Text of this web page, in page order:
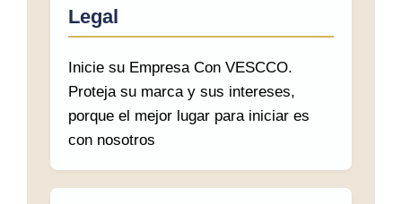
Legal
Inicie su Empresa Con VESCCO.
Proteja su marca y sus intereses,
porque el mejor lugar para iniciar es
con nosotros